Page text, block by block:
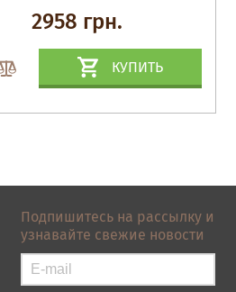
2958 грн.
КУПИТЬ
Подпишитесь на рассылку и
узнавайте свежие новости